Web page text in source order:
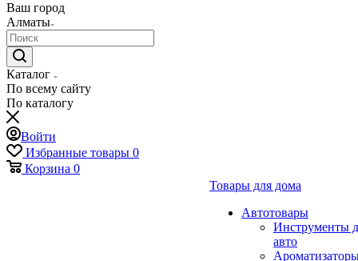
Ваш город
Алматы
Каталог
По всему сайту
По каталогу
Войти
Избранные товары 0
Корзина 0
Товары для дома
Автотовары
Инструменты
авто